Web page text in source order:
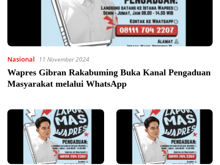
Nasional 11 November 2024
Wapres Gibran Rakabuming Buka Kanal Pengaduan
Masyarakat melalui WhatsApp